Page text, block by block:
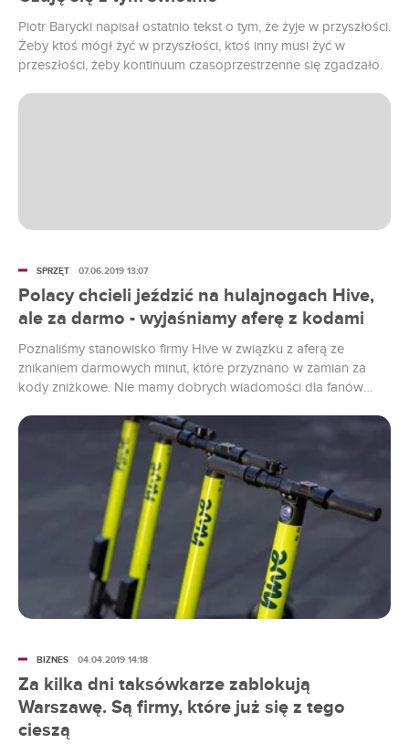
Piotr Barycki napisał ostatnio tekst o tym, że żyje w przyszłości.
Żeby ktoś mógł żyć w przyszłości, ktoś inny musi żyć w
przeszłości, żeby kontinuum czasoprzestrzenne się zgadzało.
Polacy chcieli jeździć na hulajnogach Hive,
ale za darmo - wyjaśniamy aferę z kodami
Poznaliśmy stanowisko firmy Hive w związku z aferą ze
znikaniem darmowych minut, które przyznano w zamian za
kody zniżkowe. Nie mamy dobrych wiadomości dla fanów
SPRZĘT 07.06.2019 13:07
Za kilka dni taksówkarze zablokują
Warszawę. Są firmy, które już się z tego
cieszą
BIZNES 04.04.2019 14:18